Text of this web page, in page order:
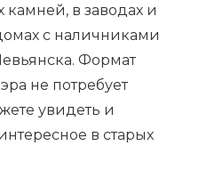
в заводах и
с наличниками
Формат
не потребует
увидеть и
в старых